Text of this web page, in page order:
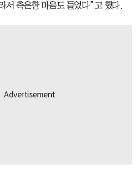
서 측은한 마음도 들었다”고 했다.